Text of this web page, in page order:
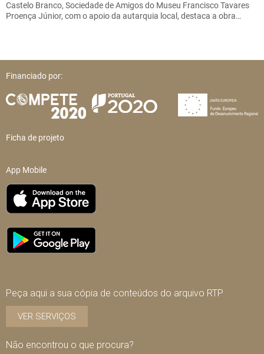
Castelo Branco, Sociedade de Amigos do Museu Francisco Tavares
Proença Júnior, com o apoio da autarquia local, destaca a obra…
Financiado por:
Ficha de projeto
App Mobile
Peça aqui a sua cópia de conteúdos do arquivo RTP
VER SERVIÇOS
Não encontrou o que procura?